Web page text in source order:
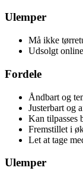
Ulemper
Må ikke
Udsolgt
Fordele
Åndbart og
Justerbart og
Kan tilpasses
Fremstillet i
Let at tage
Ulemper